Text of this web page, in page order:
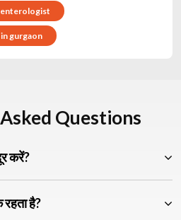
gurgaon
Questions
करें?
है?